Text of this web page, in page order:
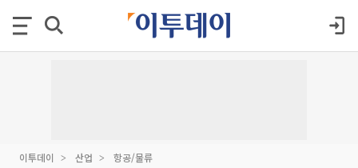
이투데이 산업 항공/물류